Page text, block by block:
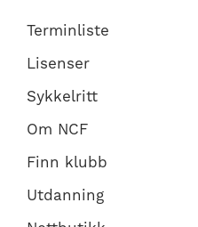
Terminliste
Lisenser
Sykkelritt
Om NCF
Finn klubb
Utdanning